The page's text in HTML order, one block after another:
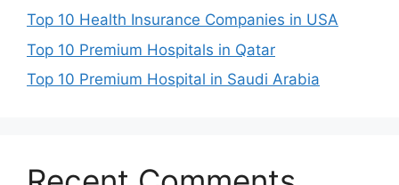
Top 10 Health Insurance Companies in USA
Top 10 Premium Hospitals in Qatar
Top 10 Premium Hospital in Saudi Arabia